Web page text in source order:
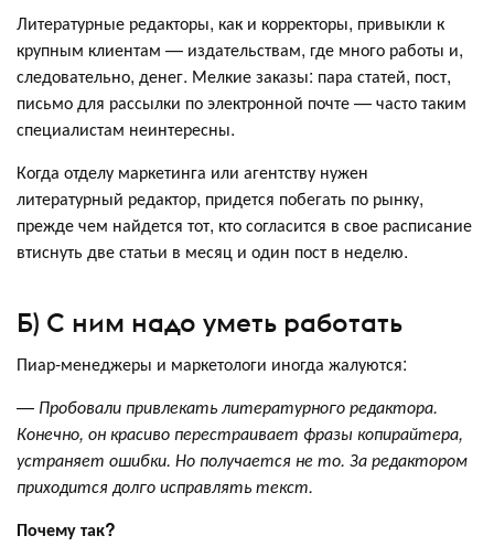
Литературные редакторы, как и корректоры, привыкли к
крупным клиентам — издательствам, где много работы и,
следовательно, денег. Мелкие заказы: пара статей, пост,
письмо для рассылки по электронной почте — часто таким
специалистам неинтересны.
Когда отделу маркетинга или агентству нужен
литературный редактор, придется побегать по рынку,
прежде чем найдется тот, кто согласится в свое расписание
втиснуть две статьи в месяц и один пост в неделю.
Б) С ним надо уметь работать
Пиар-менеджеры и маркетологи иногда жалуются:
— Пробовали привлекать литературного редактора.
Конечно, он красиво перестраивает фразы копирайтера,
устраняет ошибки. Но получается не то. За редактором
приходится долго исправлять текст.
Почему так?